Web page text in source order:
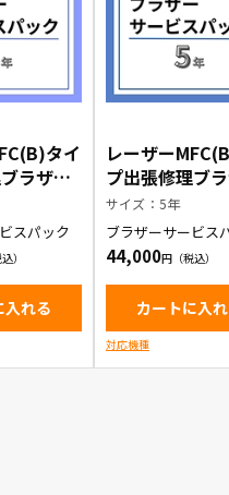
タイ
ラザー
ク4年
スパック
入れる
レーザー
プ出張修理ブ
サービスパック
サイズ：5年
ブラザーサービス
44,000
カートに入
対応機種